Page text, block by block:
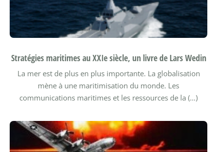
Stratégies maritimes au XXIe siècle, un livre de Lars Wedin
La mer est de plus en plus importante. La globalisation
mène à une maritimisation du monde. Les
communications maritimes et les ressources de la (…)